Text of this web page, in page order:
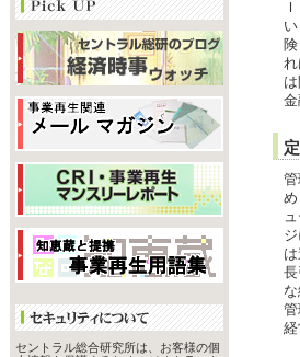
金
管
経
セントラル総合研究所は、お客様の個